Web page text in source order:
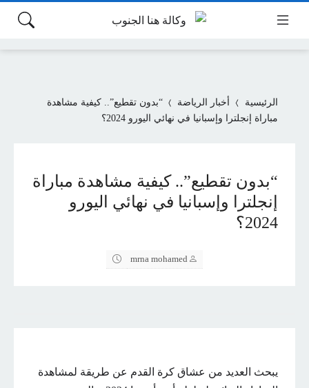
الرئيسية أخبار الرياضة
“بدون تقطيع”.. كيفية مشاهدة
مباراة إنجلترا وإسبانيا في نهائي اليورو 2024؟
“بدون تقطيع”.. كيفية مشاهدة مباراة
إنجلترا وإسبانيا في نهائي اليورو
2024؟
mrna mohamed
يبحث العديد من عشاق كرة القدم عن طريقة لمشاهدة